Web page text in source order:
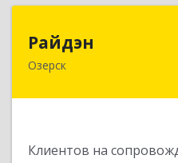
Райдэн
Озерск
Клиентов на
456783, Челябинская